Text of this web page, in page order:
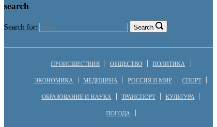
search
Search for: Search
ПРОИСШЕСТВИЯ ОБЩЕСТВО ПОЛИТИКА
ЭКОНОМИКА МЕДИЦИНА РОССИЯ И МИР СПОРТ
ОБРАЗОВАНИЕ И НАУКА ТРАНСПОРТ КУЛЬТУРА
ПОГОДА